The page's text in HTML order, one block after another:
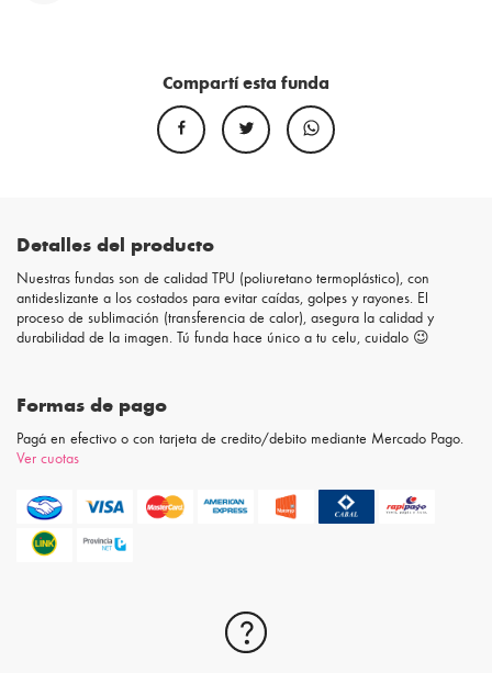
Compartí esta funda
Detalles del producto
Nuestras fundas son de calidad TPU (poliuretano termoplástico), con
antideslizante a los costados para evitar caídas, golpes y rayones. El
proceso de sublimación (transferencia de calor), asegura la calidad y
durabilidad de la imagen. Tú funda hace único a tu celu, cuidalo 😉
Formas de pago
Pagá en efectivo o con tarjeta de credito/debito mediante Mercado Pago.
Ver cuotas